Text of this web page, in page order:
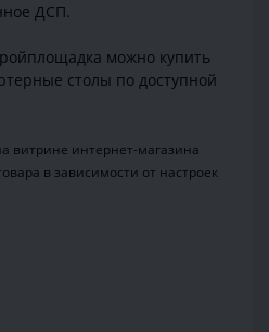
ДСП.
можно купить
столы по доступной
витрине интернет-магазина
в зависимости от настроек